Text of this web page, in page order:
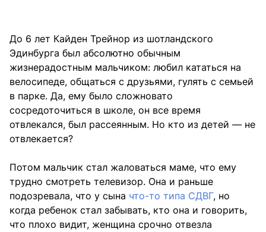
До 6 лет Кайден Трейнор из шотландского
Эдинбурга был абсолютно обычным
жизнерадостным мальчиком: любил кататься на
велосипеде, общаться с друзьями, гулять с семьей
в парке. Да, ему было сложновато
сосредоточиться в школе, он все время
отвлекался, был рассеянным. Но кто из детей — не
отвлекается?
Потом мальчик стал жаловаться маме, что ему
трудно смотреть телевизор. Она и раньше
подозревала, что у сына что-то типа СДВГ, но
когда ребенок стал забывать, кто она и говорить,
что плохо видит, женщина срочно отвезла